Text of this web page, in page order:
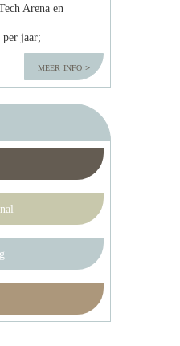
Arena en
jaar;
meer info